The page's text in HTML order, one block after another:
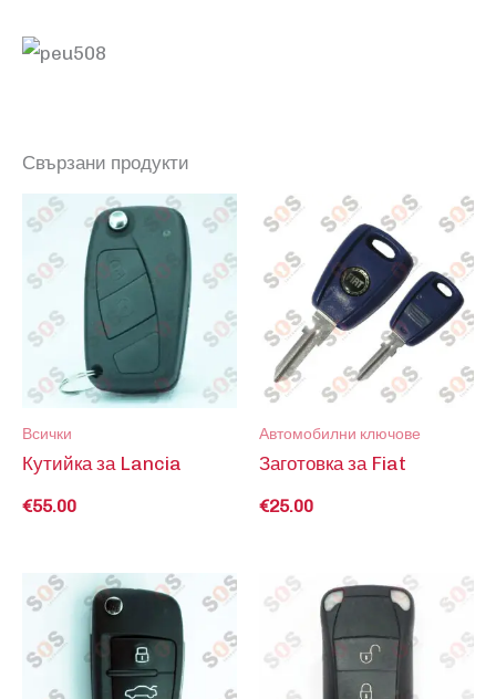
Свързани продукти
Всички
Кутийка за Lancia
€55.00
Автомобилни ключове
Заготовка за Fiat
€25.00